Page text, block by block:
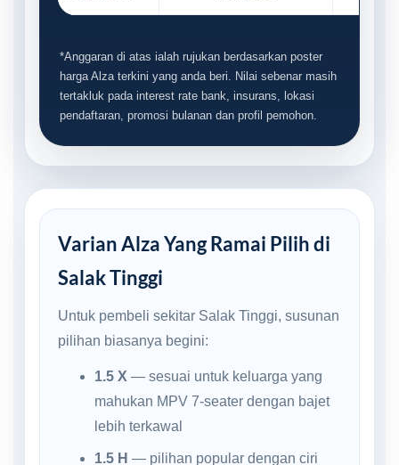
*Anggaran di atas ialah rujukan berdasarkan poster
harga Alza terkini yang anda beri. Nilai sebenar masih
tertakluk pada interest rate bank, insurans, lokasi
pendaftaran, promosi bulanan dan profil pemohon.
Varian Alza Yang Ramai Pilih di
Salak Tinggi
Untuk pembeli sekitar Salak Tinggi, susunan
pilihan biasanya begini:
1.5 X — sesuai untuk keluarga yang
mahukan MPV 7-seater dengan bajet
lebih terkawal
1.5 H — pilihan popular dengan ciri